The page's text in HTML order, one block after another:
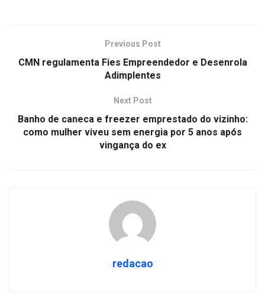
Previous Post
CMN regulamenta Fies Empreendedor e Desenrola
Adimplentes
Next Post
Banho de caneca e freezer emprestado do vizinho:
como mulher viveu sem energia por 5 anos após
vingança do ex
redacao